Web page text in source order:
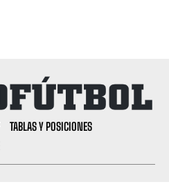
TABLAS Y POSICIONES